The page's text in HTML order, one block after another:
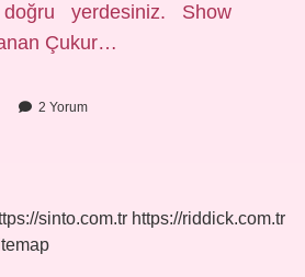
doğru yerdesiniz. Show
Çukur…
2 Yorum
sinto.com.tr https://riddick.com.tr